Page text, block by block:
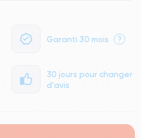
Garanti 30 mois ?
30 jours pour changer
d'avis